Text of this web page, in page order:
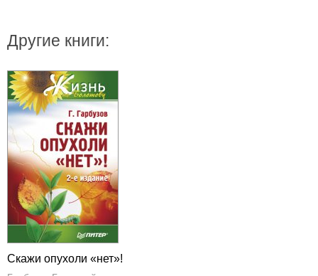
Другие книги:
Скажи опухоли «нет»!